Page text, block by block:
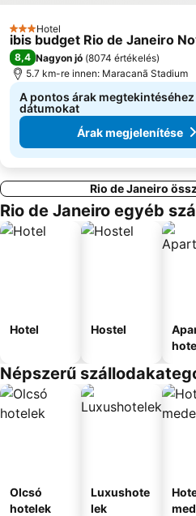
3 Kategória
Hotel
ibis budget Rio de Janeiro
8,4 Nagyon jó (8074 értékelés)
5.7 km-re innen: Maracanã Stadium
A pontos árak
dátumokat
Árak megjelenítése
Rio de Janeiro
Rio de Janeiro egyéb
Hotel Hostel
Népszerű
Olcsó
hotelek
Luxushote
lek